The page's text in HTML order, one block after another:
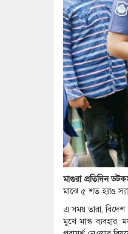
মাগুরা প্রতিদিন
মাঝে ৫ শত হ্যাণ্ড
এ সময় তারা, বিদেশ
মুখে মাস্ক ব্যবহার,